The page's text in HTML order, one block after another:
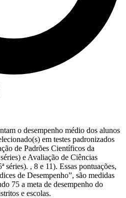
o desempenho médio dos alunos
em testes padronizados
de Padrões Científicos da
e Avaliação de Ciências
séries). , 8 e 11). Essas pontuações,
de Desempenho”, são medidas
75 a meta de desempenho do
e escolas.